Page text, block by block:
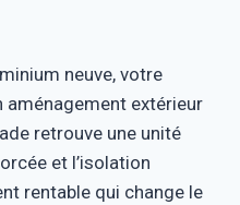
neuve, votre
aménagement extérieur
retrouve une unité
et l’isolation
rentable qui change le